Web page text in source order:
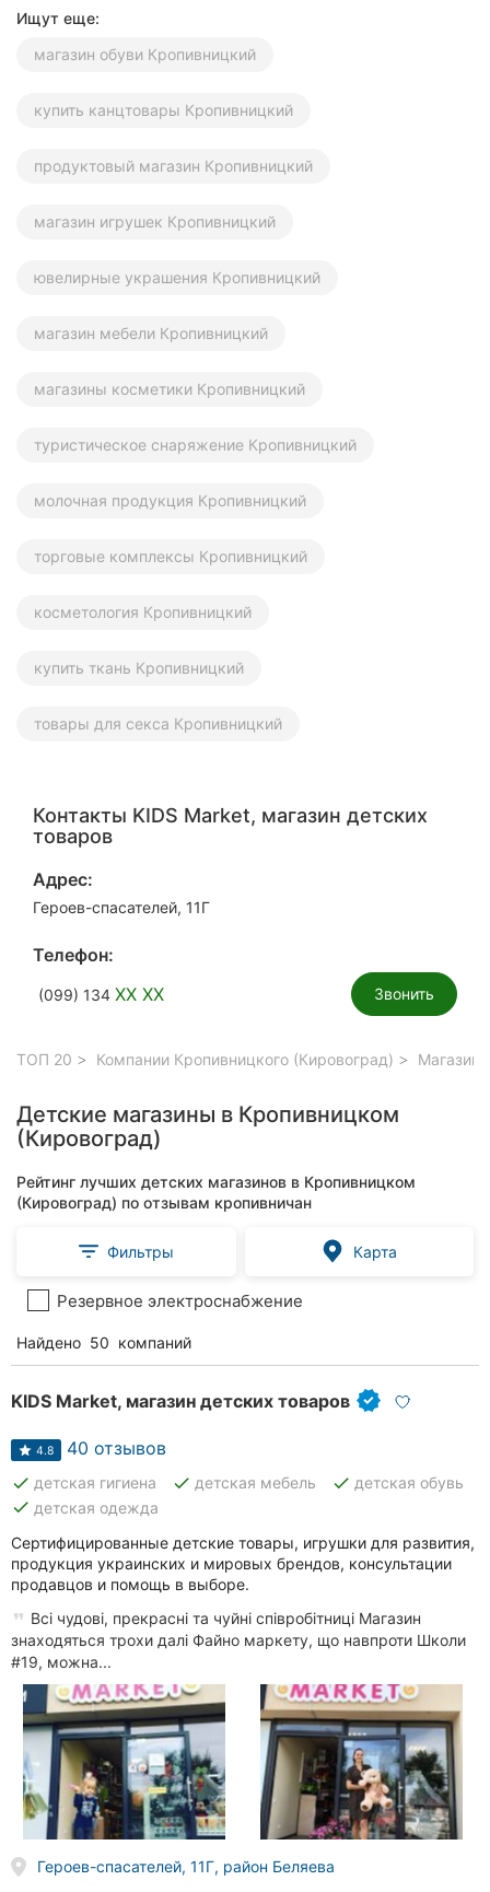
Ищут еще:
магазин обуви Кропивницкий
купить канцтовары Кропивницкий
продуктовый магазин Кропивницкий
магазин игрушек Кропивницкий
ювелирные украшения Кропивницкий
магазин мебели Кропивницкий
магазины косметики Кропивницкий
туристическое снаряжение Кропивницкий
молочная продукция Кропивницкий
торговые комплексы Кропивницкий
косметология Кропивницкий
купить ткань Кропивницкий
товары для секса Кропивницкий
Контакты KIDS Market, магазин детских
товаров
Адрес:
Героев-спасателей, 11Г
Телефон:
(099) 134 XX XX Звонить
ТОП 20 Компании Кропивницкого (Кировоград)
Детские магазины в Кропивницком
(Кировоград)
Рейтинг лучших детских магазинов в Кропивницком
(Кировоград) по отзывам кропивничан
Фильтры Карта
Резервное электроснабжение
Найдено 50 компаний
KIDS Market, магазин детских товаров
4.8 40 отзывов
done детская гигиена done детская мебель done детская обувь
done детская одежда
Сертифицированные детские товары, игрушки для развития,
продукция украинских и мировых брендов, консультации
продавцов и помощь в выборе.
Всі чудові, прекрасні та чуйні співробітниці Магазин
знаходяться трохи далі Файно маркету, що навпроти Школи
#19, можна...
Героев-спасателей, 11Г, район Беляева